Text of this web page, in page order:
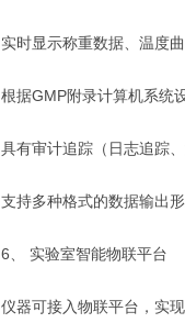
实时显示称重数据、温度
根据GMP附录计算机系统
具有审计追踪（日志追踪
支持多种格式的数据输出
6、 实验室智能物联平台
仪器可接入物联平台，实